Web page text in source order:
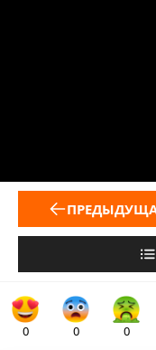
0 0 0